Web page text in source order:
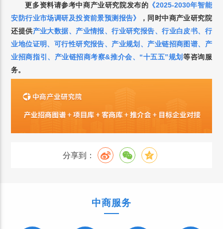
更多资料请参考中商产业研究院发布的 《2025-2030年智能
安防行业市场调研及投资前景预测报告》 ， 同时中商产业研究院
还提供产业大数据、 产业情报、行业研究报告、行业白皮书、 行
业地位证明、 可行性研究报告、 产业规划 、 产业链招商图谱、 产
业招商指引 、 产业链招商考察&推介会、 “十五五”规划 等咨询服
务。
分享到：
中商服务